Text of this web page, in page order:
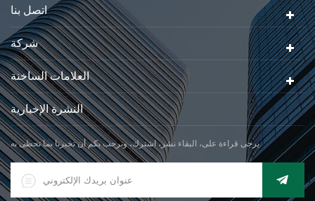
اتصل بنا
شركة
العلامات الساخنة
النشرة الإخبارية
يرجى قراءة على، البقاء نشر، اشترك، ونرحب بكم أن تخبرنا بما تحظى به.